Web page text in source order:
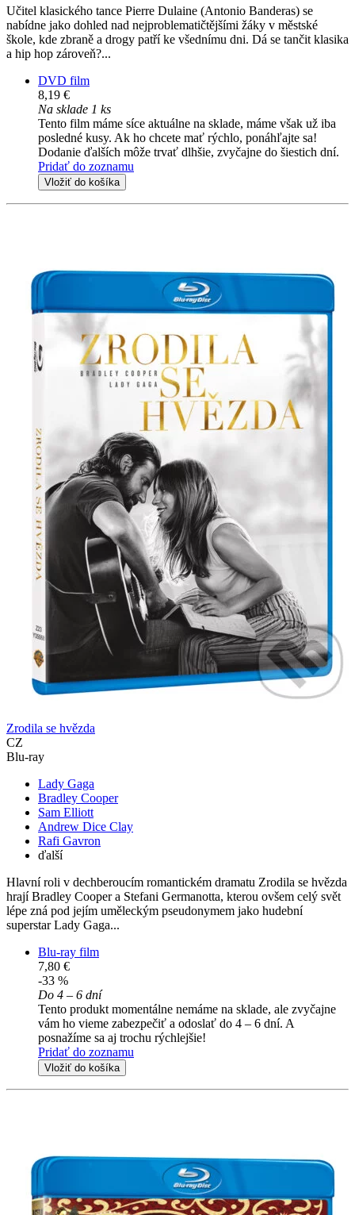
Učitel klasického tance Pierre Dulaine (Antonio Banderas) se
nabídne jako dohled nad nejproblematičtějšími žáky v městské
škole, kde zbraně a drogy patří ke všednímu dni. Dá se tančit klasika
a hip hop zároveň?...
DVD film
8,19 €
Na sklade 1 ks
Tento film máme síce aktuálne na sklade, máme však už iba
posledné kusy. Ak ho chcete mať rýchlo, ponáhľajte sa!
Dodanie ďalších môže trvať dlhšie, zvyčajne do šiestich dní.
Pridať do zoznamu
Vložiť do košíka
Zrodila se hvězda
CZ
Blu-ray
Lady Gaga
Bradley Cooper
Sam Elliott
Andrew Dice Clay
Rafi Gavron
ďalší
Hlavní roli v dechberoucím romantickém dramatu Zrodila se hvězda
hrají Bradley Cooper a Stefani Germanotta, kterou ovšem celý svět
lépe zná pod jejím uměleckým pseudonymem jako hudební
superstar Lady Gaga...
Blu-ray film
7,80 €
-33 %
Do 4 – 6 dní
Tento produkt momentálne nemáme na sklade, ale zvyčajne
vám ho vieme zabezpečiť a odoslať do 4 – 6 dní. A
posnažíme sa aj trochu rýchlejšie!
Pridať do zoznamu
Vložiť do košíka